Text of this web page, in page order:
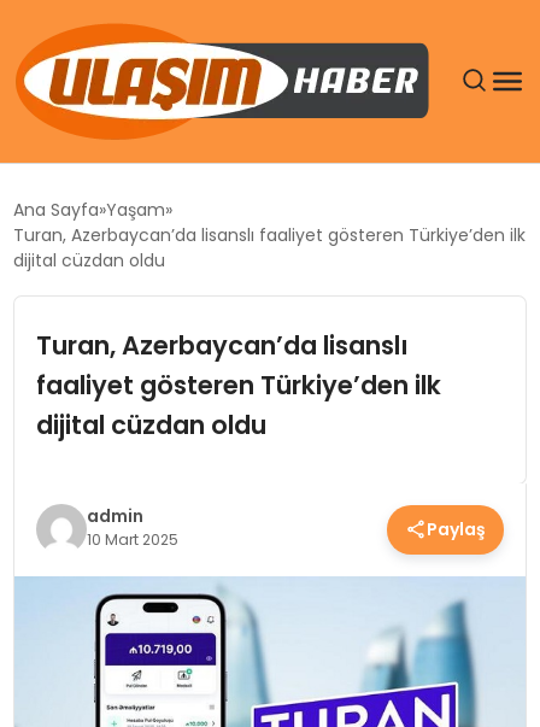
SIYASET
EKONOMI
SPOR
TEKNOLOJI
SAĞLIK
YAŞAM
Ana Sayfa Yaşam
Turan, Azerbaycan’da lisanslı faaliyet gösteren Türkiye’den ilk
dijital cüzdan oldu
Turan, Azerbaycan’da lisanslı
faaliyet gösteren Türkiye’den ilk
dijital cüzdan oldu
admin
10 Mart 2025 Paylaş